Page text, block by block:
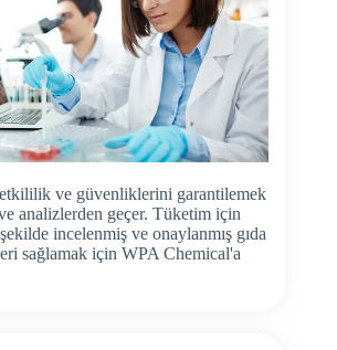
ve güvenliklerini garantilemek
analizlerden geçer. Tüketim için
incelenmiş ve onaylanmış gıda
sağlamak için WPA Chemical'a